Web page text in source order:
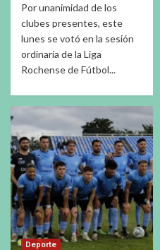
Por unanimidad de los
clubes presentes, este
lunes se votó en la sesión
ordinaria de la Liga
Rochense de Fútbol...
Deporte